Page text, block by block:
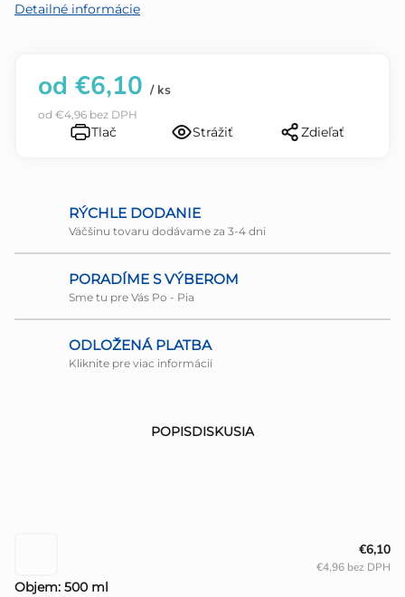
Detailné informácie
od €6,10 / ks
od €4,96 bez DPH
Tlač Strážiť Zdieľať
RÝCHLE DODANIE
Väčšinu tovaru dodávame za 3-4 dni
PORADÍME S VÝBEROM
Sme tu pre Vás Po - Pia
ODLOŽENÁ PLATBA
Kliknite pre viac informácií
POPISDISKUSIA
Objem: 500 ml
€6,10
€4,96 bez DPH